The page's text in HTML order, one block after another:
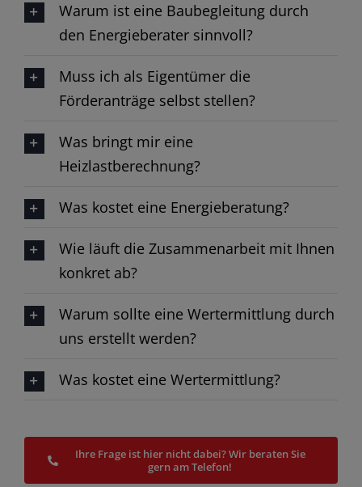
Warum ist eine Baubegleitung durch
den Energieberater sinnvoll?​
Muss ich als Eigentümer die
Förderanträge selbst stellen?​
Was bringt mir eine
Heizlastberechnung?​
Was kostet eine Energieberatung?​
Wie läuft die Zusammenarbeit mit Ihnen
konkret ab?​
Warum sollte eine Wertermittlung durch
uns erstellt werden?
Was kostet eine Wertermittlung?
Ihre Frage ist hier nicht dabei? Wir beraten Sie
gern am Telefon!